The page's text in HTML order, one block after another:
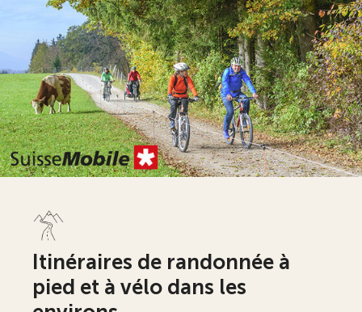
Itinéraires de randonnée à
pied et à vélo dans les